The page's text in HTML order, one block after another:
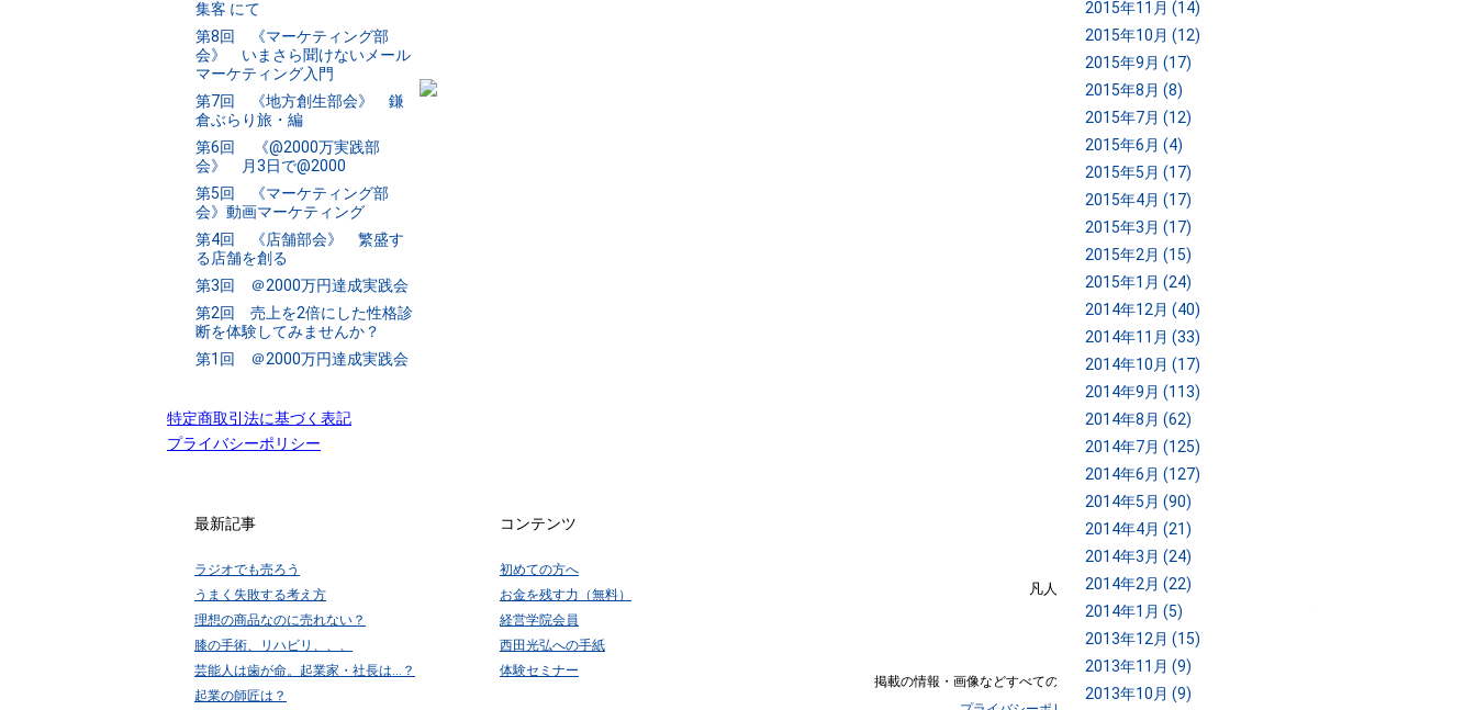
集客 にて
第8回 《マーケティング部
会》 いまさら聞けないメール
マーケティング入門
第7回 《地方創生部会》 鎌
倉ぶらり旅・編
第6回 《@2000万実践部
会》 月3日で@2000
第5回 《マーケティング部
会》動画マーケティング
第4回 《店舗部会》 繁盛す
る店舗を創る
第3回 ＠2000万円達成実践会
第2回 売上を2倍にした性格診
断を体験してみませんか？
第1回 ＠2000万円達成実践会
特定商取引法に基づく表記
プライバシーポリシー
2015年11月 (14)
2015年10月 (12)
2015年9月 (17)
2015年8月 (8)
2015年7月 (12)
2015年6月 (4)
2015年5月 (17)
2015年4月 (17)
2015年3月 (17)
2015年2月 (15)
2015年1月 (24)
2014年12月 (40)
2014年11月 (33)
2014年10月 (17)
2014年9月 (113)
2014年8月 (62)
2014年7月 (125)
2014年6月 (127)
2014年5月 (90)
2014年4月 (21)
2014年3月 (24)
2014年2月 (22)
2014年1月 (5)
2013年12月 (15)
2013年11月 (9)
2013年10月 (9)
最新記事
ラジオでも売ろう
うまく失敗する考え方
理想の商品なのに売れない？
膝の手術、リハビリ、、、
芸能人は歯が命。起業家・社長は…？
起業の師匠は？
コンテンツ
初めての方へ
お金を残す力（無料）
経営学院会員
西田光弘への手紙
体験セミナー
凡人の凡人による凡人のための経営成功法則
教えることが最良の学び
掲載の情報・画像などすべてのコンテンツの無断複写・転載を禁じます。